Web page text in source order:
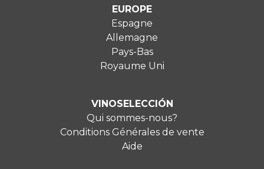
EUROPE
Espagne
Allemagne
Pays-Bas
Royaume Uni
VINOSELECCIÓN
Qui sommes-nous?
Conditions Générales de vente
Aide